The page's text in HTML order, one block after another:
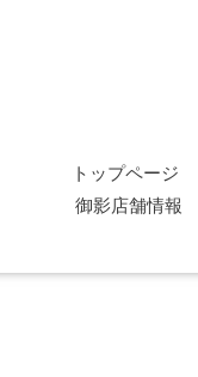
トップページ
御影店舗情報